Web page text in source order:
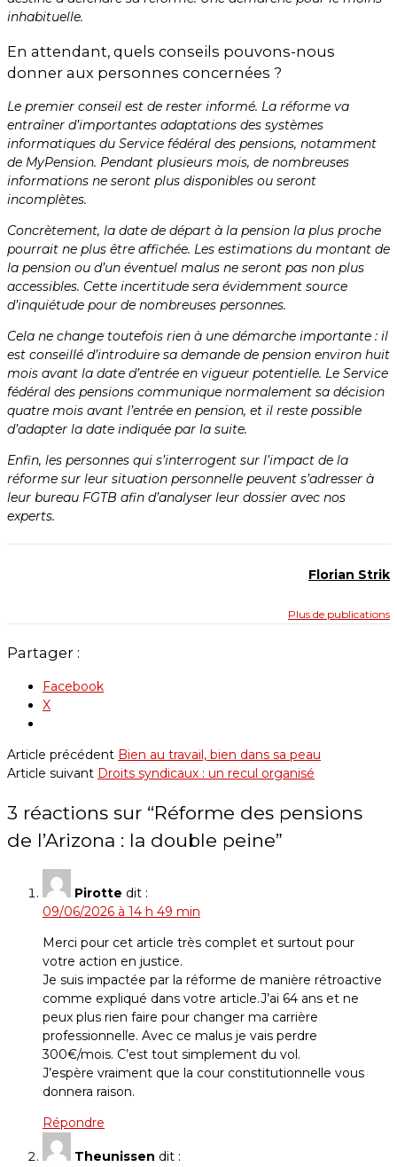
inhabituelle.
En attendant, quels conseils pouvons-nous
donner aux personnes concernées ?
Le premier conseil est de rester informé. La réforme va
entraîner d’importantes adaptations des systèmes
informatiques du Service fédéral des pensions, notamment
de MyPension. Pendant plusieurs mois, de nombreuses
informations ne seront plus disponibles ou seront
incomplètes.
Concrètement, la date de départ à la pension la plus proche
pourrait ne plus être affichée. Les estimations du montant de
la pension ou d’un éventuel malus ne seront pas non plus
accessibles. Cette incertitude sera évidemment source
d’inquiétude pour de nombreuses personnes.
Cela ne change toutefois rien à une démarche importante : il
est conseillé d’introduire sa demande de pension environ huit
mois avant la date d’entrée en vigueur potentielle. Le Service
fédéral des pensions communique normalement sa décision
quatre mois avant l’entrée en pension, et il reste possible
d’adapter la date indiquée par la suite.
Enfin, les personnes qui s’interrogent sur l’impact de la
réforme sur leur situation personnelle peuvent s’adresser à
leur bureau FGTB afin d’analyser leur dossier avec nos
experts.
Florian Strik
Plus de publications
Partager :
Facebook
X
Article précédent Bien au travail, bien dans sa peau
Article suivant Droits syndicaux : un recul organisé
3 réactions sur “Réforme des pensions
de l’Arizona : la double peine”
Pirotte dit :
09/06/2026 à 14 h 49 min
Merci pour cet article très complet et surtout pour
votre action en justice.
Je suis impactée par la réforme de manière rétroactive
comme expliqué dans votre article.J’ai 64 ans et ne
peux plus rien faire pour changer ma carrière
professionnelle. Avec ce malus je vais perdre
300€/mois. C’est tout simplement du vol.
J’espère vraiment que la cour constitutionnelle vous
donnera raison.
Répondre
Theunissen dit :